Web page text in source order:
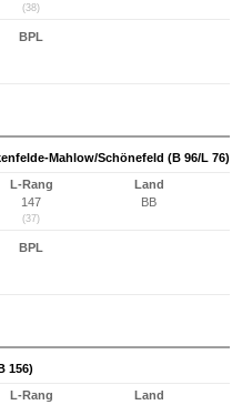
(38)
BPL
Mahlow/Schönefeld (B 96/L 76)
L-Rang
147
(37)
Land
BB
BPL
156)
L-Rang
Land